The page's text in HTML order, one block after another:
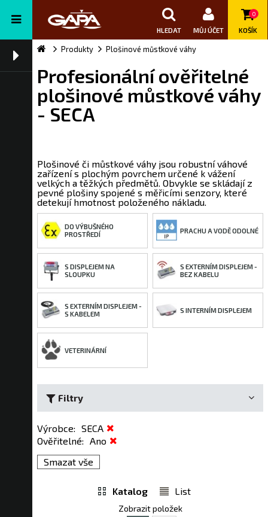
HLEDAT MŮJ ÚČET
0
KOŠÍK
Produkty Plošinové můstkové váhy
Profesionální ověřitelné
plošinové můstkové váhy
- SECA
Plošinové či můstkové váhy jsou robustní váhové
zařízení s plochým povrchem určené k vážení
velkých a těžkých předmětů. Obvykle se skládají z
pevné plošiny spojené s měřicími senzory, které
detekují hmotnost položeného nákladu.
DO VÝBUŠNÉHO
PROSTŘEDÍ
PRACHU A VODĚ ODOLNÉ
S DISPLEJEM NA
SLOUPKU
S EXTERNÍM DISPLEJEM -
BEZ KABELU
S EXTERNÍM DISPLEJEM -
S KABELEM
S INTERNÍM DISPLEJEM
VETERINÁRNÍ
Filtry
Výrobce: SECA
Ověřitelné: Ano
Smazat vše
Katalog List
Zobrazit položek